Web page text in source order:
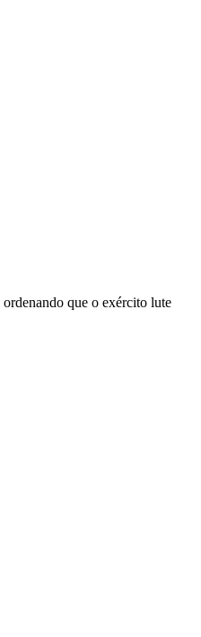
que o exército lute